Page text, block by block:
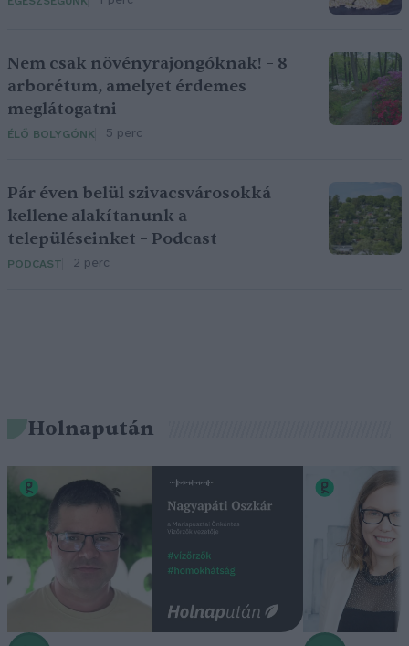
Nem csak növényrajongóknak! – 8
arborétum, amelyet érdemes
meglátogatni
ÉLŐ BOLYGÓNK 5 perc
Pár éven belül szivacsvárosokká
kellene alakítanunk a
településeinket – Podcast
PODCAST 2 perc
Holnapután